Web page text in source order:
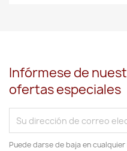
Infórmese de
ofertas especiales
Puede darse de baja en